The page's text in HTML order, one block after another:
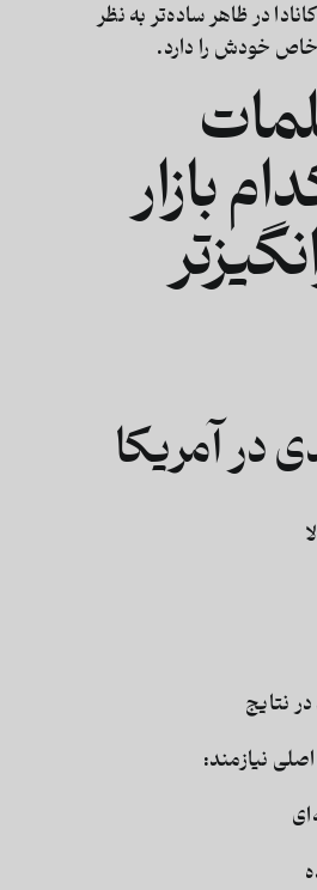
در ظاهر ساده‌تر به نظر
خودش را دارد.
بازار
در آمریکا
نتایج
نیازمند: